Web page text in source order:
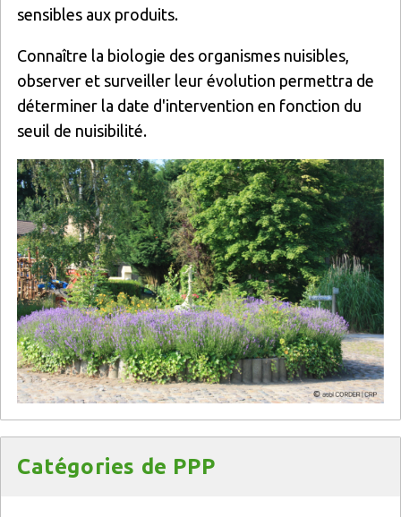
sensibles aux produits.
Connaître la biologie des organismes nuisibles,
observer et surveiller leur évolution permettra de
déterminer la date d'intervention en fonction du
seuil de nuisibilité.
Catégories de PPP